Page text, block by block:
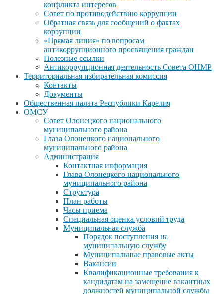
конфликта интересов
Совет по противодействию коррупции
Обратная связь для сообщений о фактах
коррупции
«Прямая линия» по вопросам
антикоррупционного просвящения граждан
Полезные ссылки
Антикоррупционная деятельность Совета ОНМР
Территориальная избирательная комиссия
Контакты
Документы
Общественная палата Республики Карелия
ОМСУ
Совет Олонецкого национального
муниципального района
Глава Олонецкого национального
муниципального района
Администрация
Контактная информация
Глава Олонецкого национального
муниципального района
Структура
План работы
Часы приема
Специальная оценка условий труда
Муниципальная служба
Порядок поступления на
муниципальную службу
Муниципальные правовые акты
Вакансии
Квалификационные требования к
кандидатам на замещение вакантных
должностей муниципальной службы